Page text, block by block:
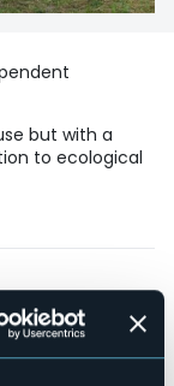
but with a
to ecological